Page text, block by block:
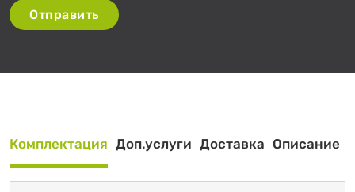
Отправить
Комплектация Доп.услуги Доставка Описание